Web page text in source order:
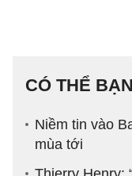
CÓ THỂ
Niềm tin vào
mùa tới